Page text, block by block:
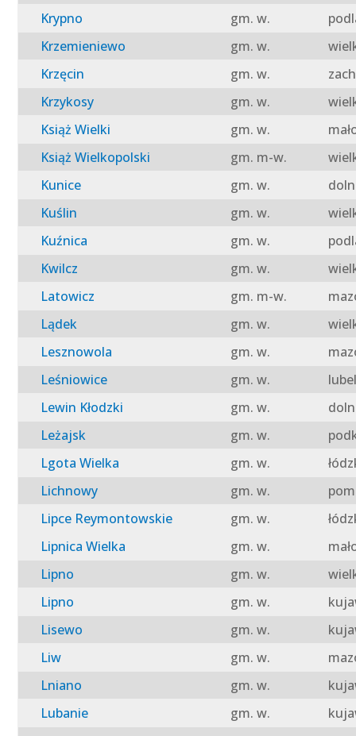
Krypno
gm. w.
Krzemieniewo
gm. w.
Krzęcin
gm. w.
Krzykosy
gm. w.
Książ Wielki
gm. w.
Książ Wielkopolski
gm. m-w.
Kunice
gm. w.
Kuślin
gm. w.
Kuźnica
gm. w.
Kwilcz
gm. w.
Latowicz
gm. m-w.
Lądek
gm. w.
Lesznowola
gm. w.
Leśniowice
gm. w.
Lewin Kłodzki
gm. w.
Leżajsk
gm. w.
Lgota Wielka
gm. w.
Lichnowy
gm. w.
Lipce Reymontowskie
gm. w.
Lipnica Wielka
gm. w.
Lipno
gm. w.
Lipno
gm. w.
Lisewo
gm. w.
Liw
gm. w.
Lniano
gm. w.
Lubanie
gm. w.